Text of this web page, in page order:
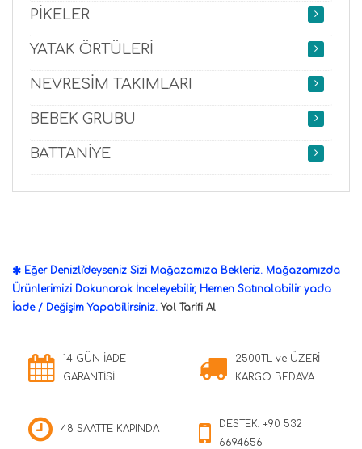
PİKELER
YATAK ÖRTÜLERİ
NEVRESİM TAKIMLARI
BEBEK GRUBU
BATTANİYE
Eğer Denizli'deyseniz Sizi Mağazamıza Bekleriz. Mağazamızda
Ürünlerimizi Dokunarak İnceleyebilir, Hemen Satınalabilir yada
İade / Değişim Yapabilirsiniz.Yol Tarifi Al
14 GÜN İADE
GARANTİSİ
2500TL ve ÜZERİ
KARGO BEDAVA
48 SAATTE KAPINDA
DESTEK: +90 532
6694656